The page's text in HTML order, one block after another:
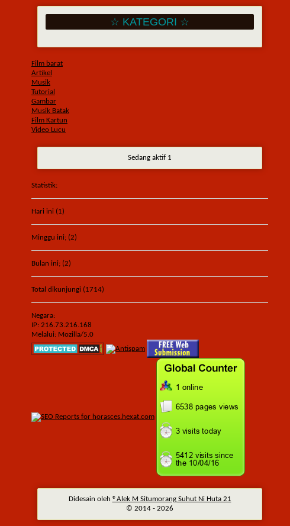
☆ KATEGORI ☆
Film barat
Artikel
Musik
Tutorial
Gambar
Musik Batak
Film Kartun
Video Lucu
Sedang aktif 1
Statistik:
Hari ini (1)
Minggu ini; (2)
Bulan ini; (2)
Total dikunjungi (1714)
Negara:
IP: 216.73.216.168
Melalui: Mozilla/5.0
Didesain oleh ®Alek M Situmorang Suhut Ni Huta 21
© 2014 - 2026